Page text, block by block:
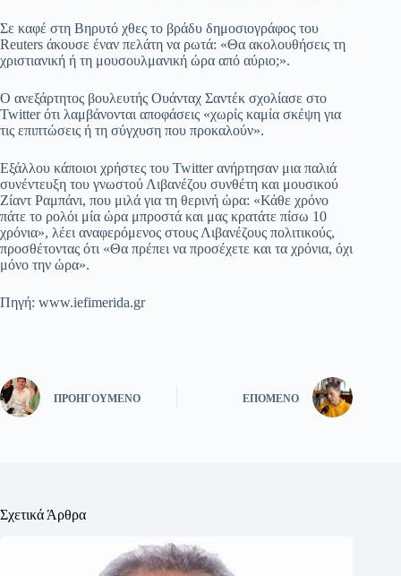
Σε καφέ στη Βηρυτό χθες το βράδυ δημοσιογράφος του
Reuters άκουσε έναν πελάτη να ρωτά: «Θα ακολουθήσεις τη
χριστιανική ή τη μουσουλμανική ώρα από αύριο;».
Ο ανεξάρτητος βουλευτής Ουάνταχ Σαντέκ σχολίασε στο
Twitter ότι λαμβάνονται αποφάσεις «χωρίς καμία σκέψη για
τις επιπτώσεις ή τη σύγχυση που προκαλούν».
Εξάλλου κάποιοι χρήστες του Twitter ανήρτησαν μια παλιά
συνέντευξη του γνωστού Λιβανέζου συνθέτη και μουσικού
Ζίαντ Ραμπάνι, που μιλά για τη θερινή ώρα: «Κάθε χρόνο
πάτε το ρολόι μία ώρα μπροστά και μας κρατάτε πίσω 10
χρόνια», λέει αναφερόμενος στους Λιβανέζους πολιτικούς,
προσθέτοντας ότι «Θα πρέπει να προσέχετε και τα χρόνια, όχι
μόνο την ώρα».
Πηγή: www.iefimerida.gr
ΠΡΟΗΓΟΎΜΕΝΟ ΕΠΌΜΕΝΟ
Σχετικά Άρθρα